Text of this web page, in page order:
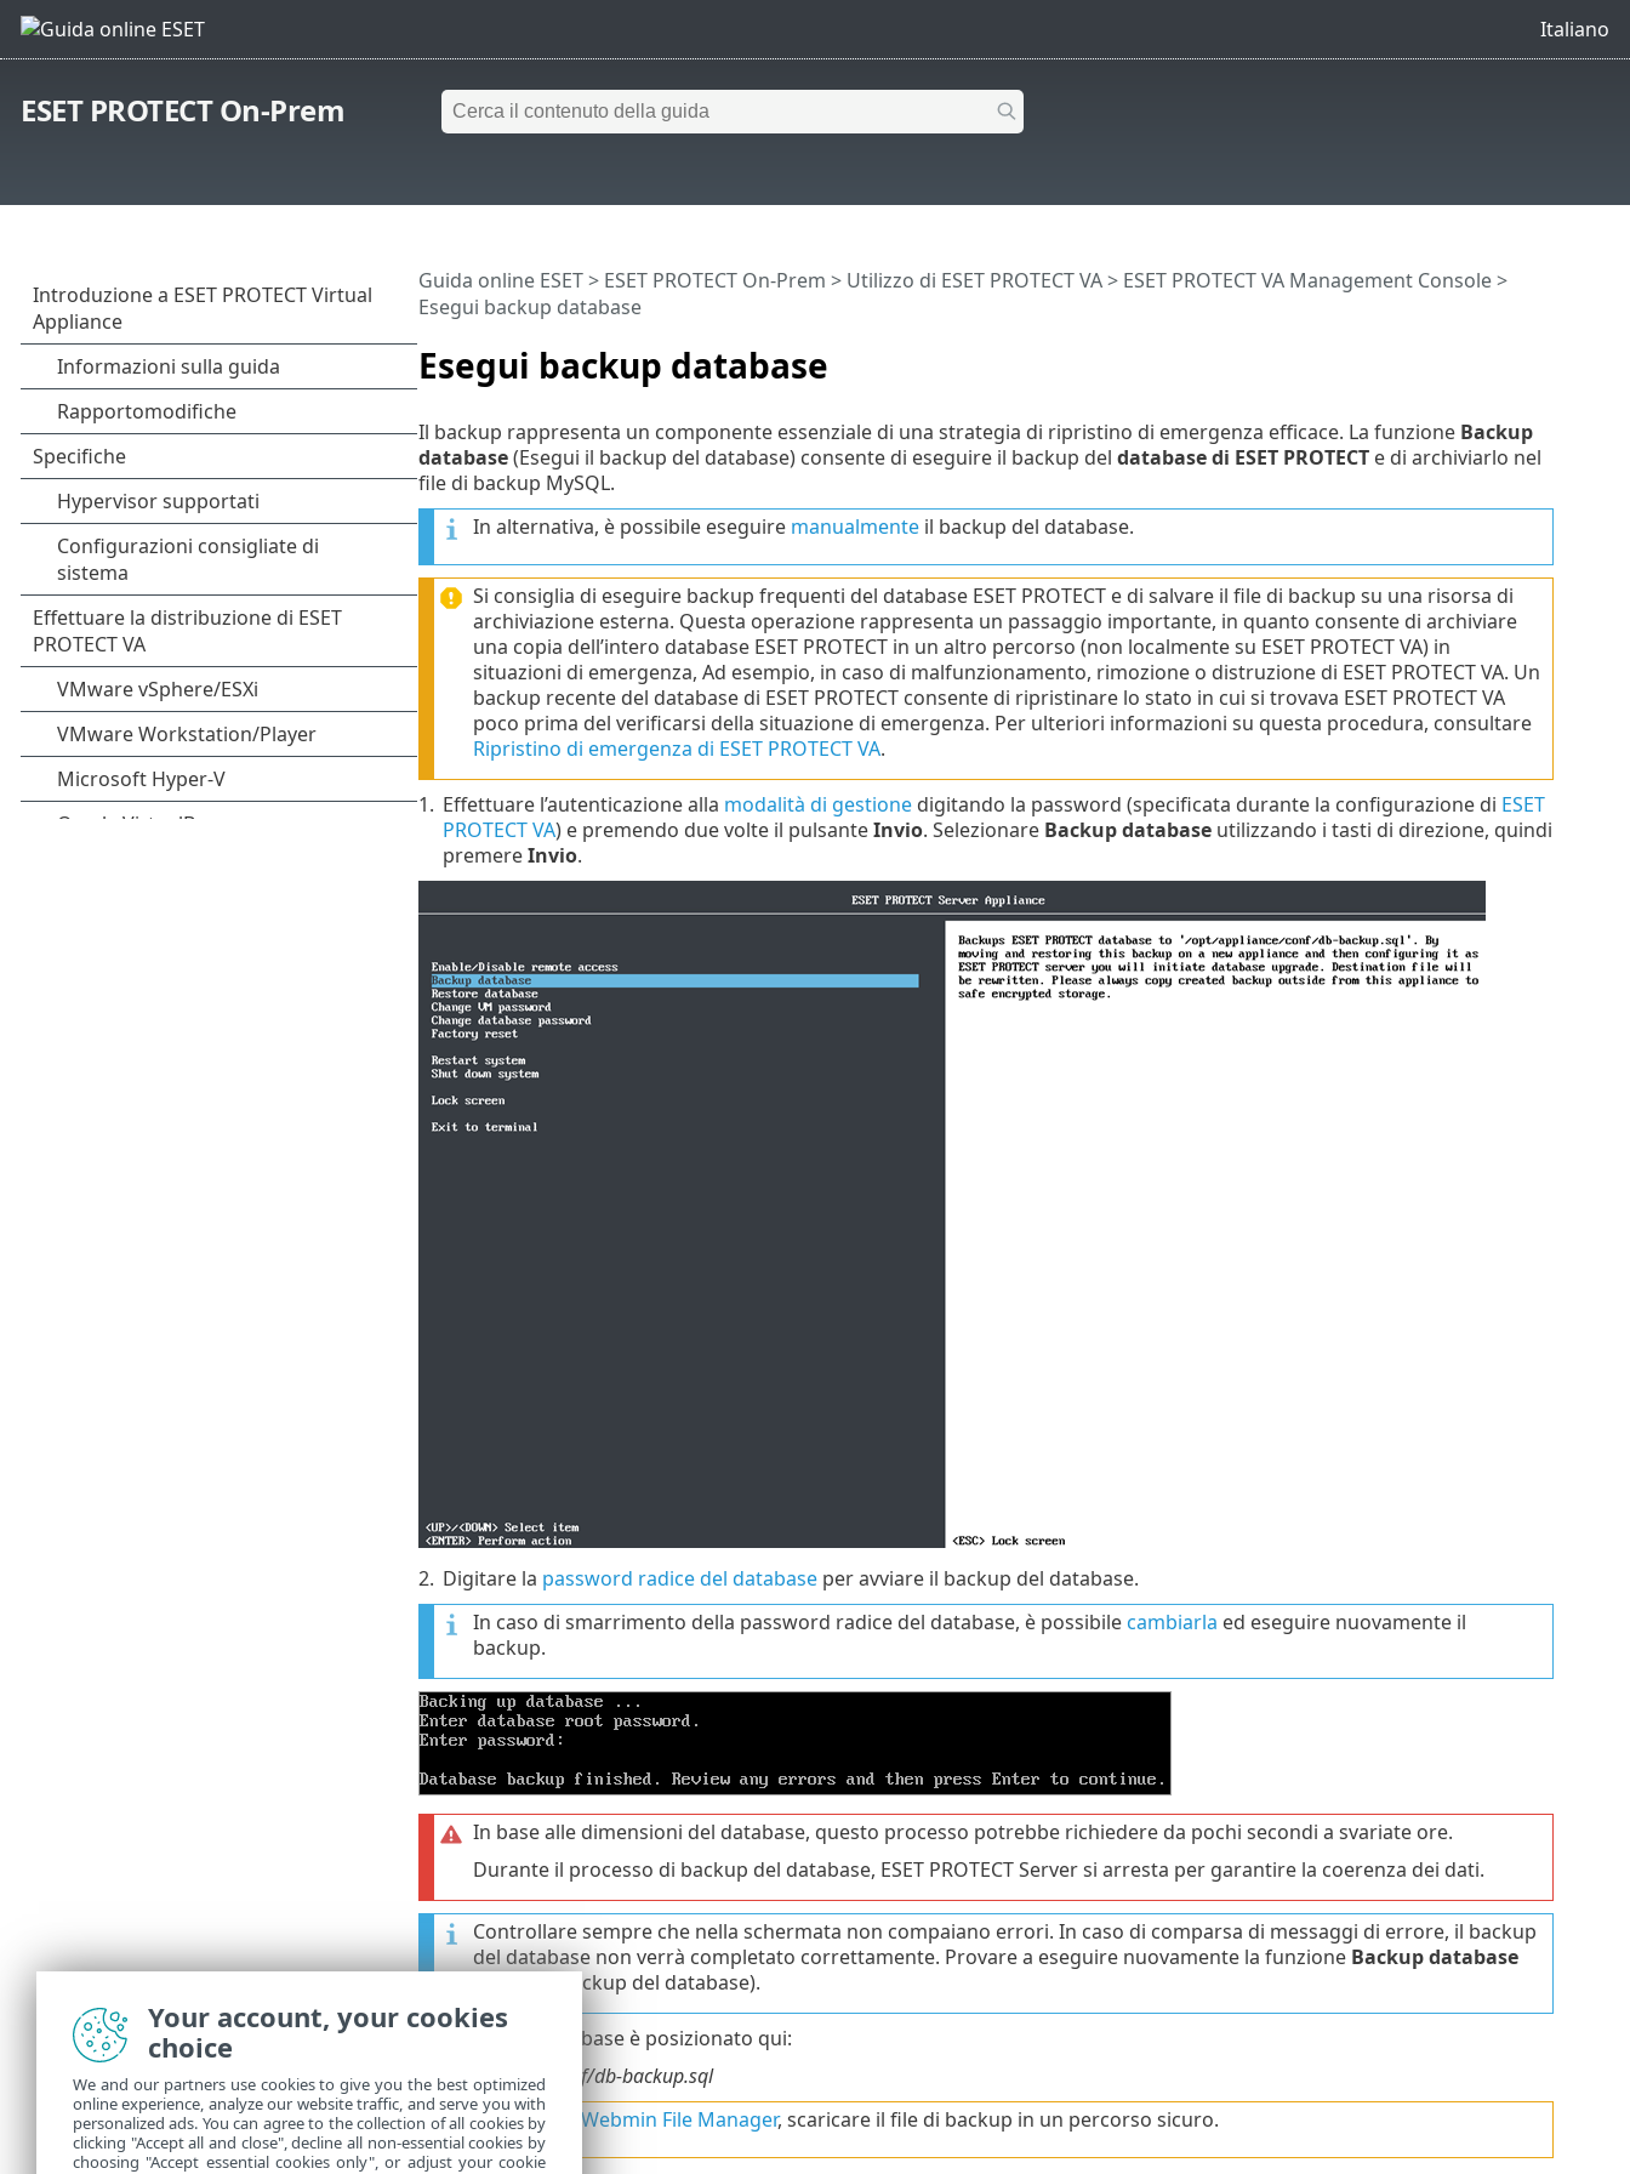
Italiano
ESET PROTECT On-Prem
Esegui backup database
Guida online ESET> ESET PROTECT On-Prem > Utilizzo di ESET PROTECT VA> ESET PROTECT VA Management Console>
Esegui backup database
Il backup rappresenta un componente essenziale di una strategia di ripristino di emergenza efficace. La funzione Backup
database(Esegui il backup del database) consente di eseguire il backup del database di ESET PROTECTe di archiviarlo nel
file di backup MySQL.
In alternativa, è possibile eseguire manualmenteil backup del database.
Si consiglia di eseguire backup frequenti del database ESET PROTECT e di salvare il file di backup su una risorsa di
archiviazione esterna. Questa operazione rappresenta un passaggio importante, in quanto consente di archiviare
una copia dell’intero database ESET PROTECT in un altro percorso (non localmente su ESET PROTECT VA) in
situazioni di emergenza, Ad esempio, in caso di malfunzionamento, rimozione o distruzione di ESET PROTECT VA. Un
backup recente del database di ESET PROTECT consente di ripristinare lo stato in cui si trovava ESET PROTECT VA
poco prima del verificarsi della situazione di emergenza. Per ulteriori informazioni su questa procedura, consultare
Ripristino di emergenza di ESET PROTECT VA.
1. Effettuare l’autenticazione alla modalità di gestionedigitando la password (specificata durante la configurazione di ESET
PROTECT VA) e premendo due volte il pulsanteInvio. Selezionare Backup databaseutilizzando i tasti di direzione, quindi
premereInvio.
2. Digitare la password radice del databaseper avviare il backup del database.
In caso di smarrimento della password radice del database, è possibilecambiarla ed eseguire nuovamente il
backup.
In base alle dimensioni del database, questo processo potrebbe richiedere da pochi secondi a svariate ore.
Durante il processo di backup del database, ESET PROTECT Server si arresta per garantire la coerenza dei dati.
Controllare sempre che nella schermata non compaiano errori. In caso di comparsa di messaggi di errore, il backup
del database non verrà completato correttamente. Provare a eseguire nuovamente la funzione Backup database
(Esegui il backup del database).
Il backup del database è posizionato qui:
/opt/appliance/conf/db-backup.sql
Utilizzando Webmin File Manager, scaricare il file di backup in un percorso sicuro.
Your account, your cookies
choice
We and our partners use cookies to give you the best optimized
online experience, analyze our website traffic, and serve you with
personalized ads. You can agree to the collection of all cookies by
clicking "Accept all and close", decline all non-essential cookies by
choosing "Accept essential cookies only", or adjust your cookie